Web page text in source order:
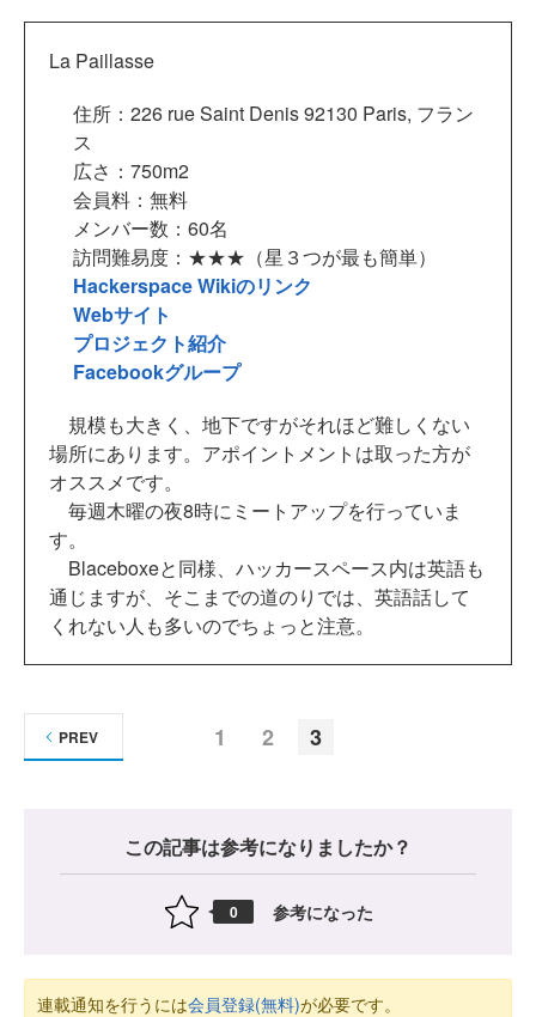
La Paillasse
住所：226 rue Saint Denis 92130 Paris, フラン
ス
広さ：750m2
会員料：無料
メンバー数：60名
訪問難易度：★★★（星３つが最も簡単）
Hackerspace Wikiのリンク
Webサイト
プロジェクト紹介
Facebookグループ
規模も大きく、地下ですがそれほど難しくない
場所にあります。アポイントメントは取った方が
オススメです。
毎週木曜の夜8時にミートアップを行っていま
す。
Blaceboxeと同様、ハッカースペース内は英語も
通じますが、そこまでの道のりでは、英語話して
くれない人も多いのでちょっと注意。
1 2 3
PREV
この記事は参考になりましたか？
0 参考になった
連載通知を行うには会員登録(無料)が必要です。